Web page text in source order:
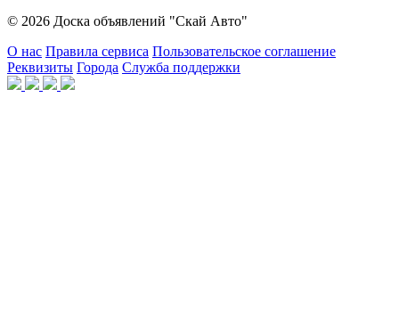
© 2026 Доска объявлений "Скай Авто"
О нас Правила сервиса Пользовательское соглашение
Реквизиты Города Служба поддержки